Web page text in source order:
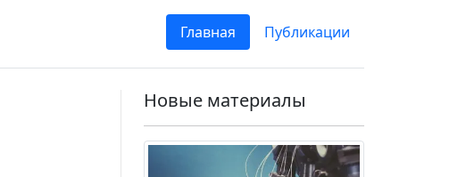
Главная Публикации
Новые материалы